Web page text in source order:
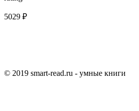
5029 ₽
© 2019 smart-read.ru - умные книги